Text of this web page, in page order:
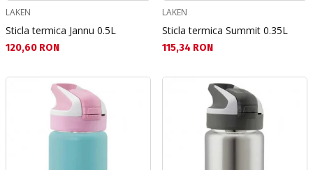
LAKEN
Sticla termica Jannu 0.5L
Текуща цена:
120,60 RON
LAKEN
Sticla termica Summit 0.35L
Текуща цена:
115,34 RON